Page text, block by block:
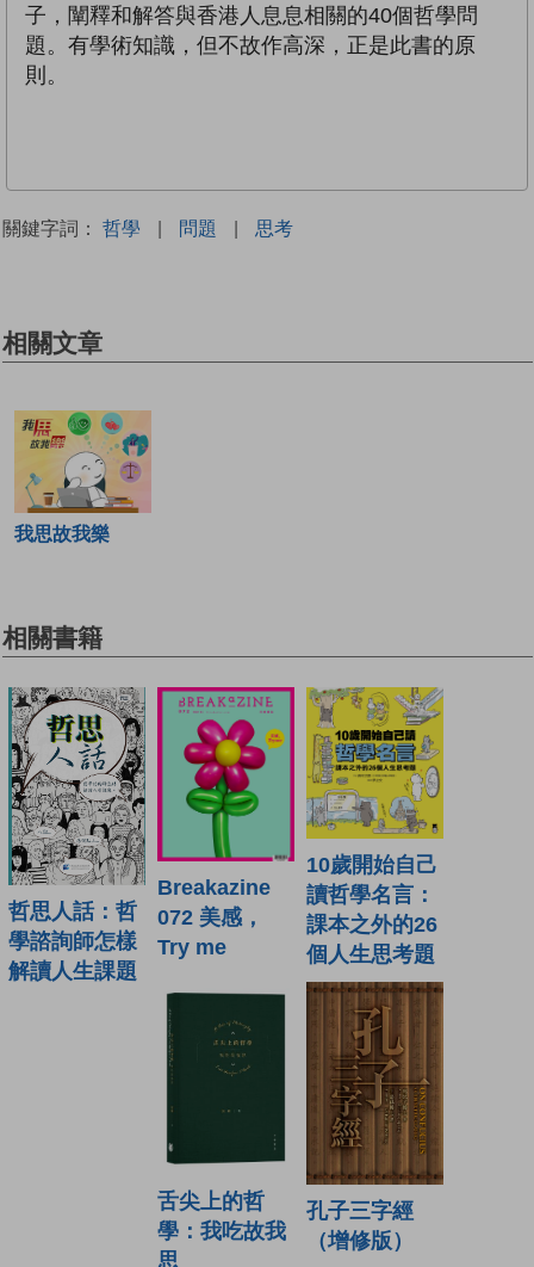
子，闡釋和解答與香港人息息相關的40個哲學問
題。有學術知識，但不故作高深，正是此書的原
則。
關鍵字詞： 哲學 | 問題 | 思考
相關文章
我思故我樂
相關書籍
哲思人話：哲
學諮詢師怎樣
解讀人生課題
Breakazine
072 美感，
Try me
10歲開始自己
讀哲學名言：
課本之外的26
個人生思考題
舌尖上的哲
學：我吃故我
思
孔子三字經
（增修版）